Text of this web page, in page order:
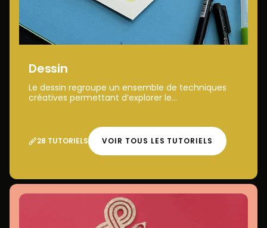
Dessin
Le dessin regroupe un ensemble de techniques
créatives permettant d’explorer le...
28 TUTORIELS VOIR TOUS LES TUTORIELS